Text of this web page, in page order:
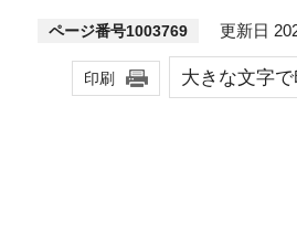
ページ番号1003769 更新日
印刷 大きな文字で